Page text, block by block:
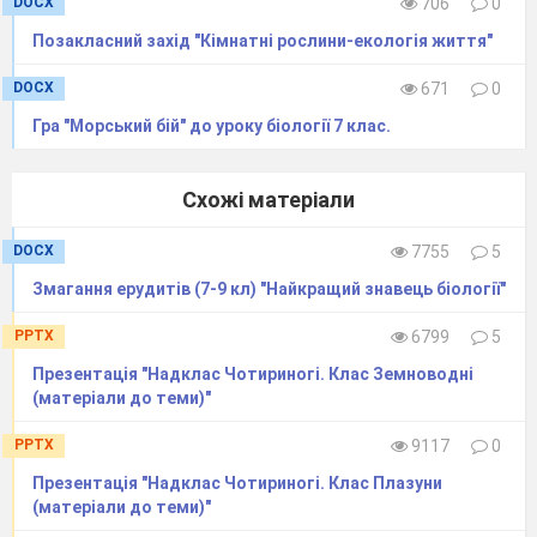
2 група - надряд Безкільові птахи
1 етап. Визначення кінцевого продукту
проекту. (На даному етапі учні у
відеофільм, журнал, постер, електронна
2 етап. Визначення структури проекту,
кроків для досягнення мети, часу
необхідним додатковим матеріалом.
(енциклопедії, довідники, доступність інтернет
– ресурсів)
3. Підбір інформації. (Робота з
додатковими джерелами інформації.
обговорення даної інформації.
5. Систематизація зібраного матеріалу,
Позакласний захід "Кімнатні рослини-екологія життя"
DOCX 671
0
Гра "Морський бій" до уроку біології 7 клас.
Схожі матеріали
DOCX 7755
5
Змагання ерудитів (7-9 кл) "Найкращий знавець біології"
PPTX 6799
5
Презентація "Надклас Чотириногі. Клас Земноводні
(матеріали до теми)"
PPTX 9117
0
Презентація "Надклас Чотириногі. Клас Плазуни
(матеріали до теми)"